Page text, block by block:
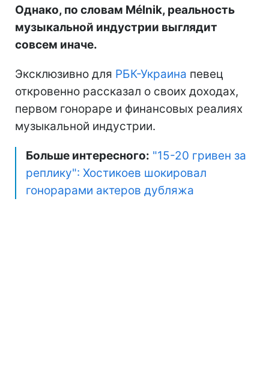
Однако, по словам Mélnik, реальность
музыкальной индустрии выглядит
совсем иначе.
Эксклюзивно для РБК-Украина певец
откровенно рассказал о своих доходах,
первом гонораре и финансовых реалиях
музыкальной индустрии.
Больше интересного: "15-20 гривен за
реплику": Хостикоев шокировал
гонорарами актеров дубляжа